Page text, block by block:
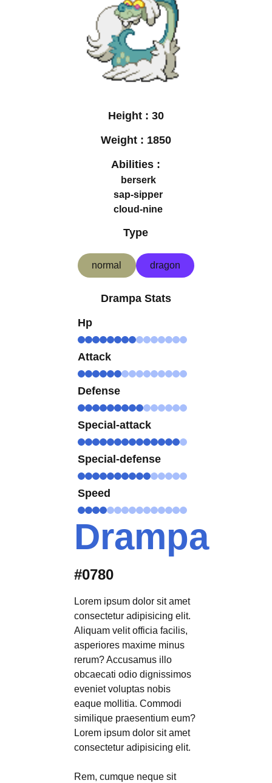
Height : 30
Weight : 1850
Abilities :
berserk
sap-sipper
cloud-nine
Type
normal dragon
Drampa Stats
Hp
Attack
Defense
Special-attack
Special-defense
Speed
Drampa
#0780
Lorem ipsum dolor sit amet
consectetur adipisicing elit.
Aliquam velit officia facilis,
asperiores maxime minus
rerum? Accusamus illo
obcaecati odio dignissimos
eveniet voluptas nobis
eaque mollitia. Commodi
similique praesentium eum?
Lorem ipsum dolor sit amet
consectetur adipisicing elit.
Rem, cumque neque sit